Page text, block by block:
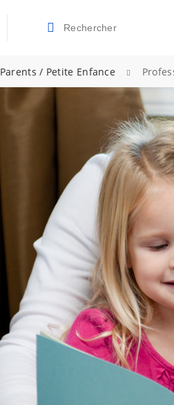
Valider la recherche
Parents / Petite Enfance